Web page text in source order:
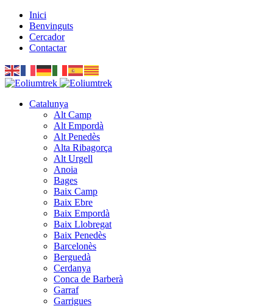
Inici
Benvinguts
Cercador
Contactar
Catalunya
Alt Camp
Alt Empordà
Alt Penedès
Alta Ribagorça
Alt Urgell
Anoia
Bages
Baix Camp
Baix Ebre
Baix Empordà
Baix Llobregat
Baix Penedès
Barcelonès
Berguedà
Cerdanya
Conca de Barberà
Garraf
Garrigues